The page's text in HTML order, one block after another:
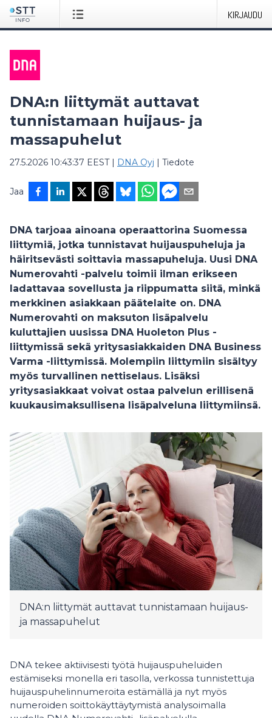
KIRJAUDU
DNA:n liittymät auttavat
tunnistamaan huijaus- ja
massapuhelut
27.5.2026 10:43:37 EEST| DNA Oyj | Tiedote
Jaa
DNA tarjoaa ainoana operaattorina Suomessa
liittymiä, jotka tunnistavat huijauspuheluja ja
häiritsevästi soittavia massapuheluja. Uusi DNA
Numerovahti -palvelu toimii ilman erikseen
ladattavaa sovellusta ja riippumatta siitä, minkä
merkkinen asiakkaan päätelaite on. DNA
Numerovahti on maksuton lisäpalvelu
kuluttajien uusissa DNA Huoleton Plus -
liittymissä sekä yritysasiakkaiden DNA Business
Varma -liittymissä. Molempiin liittymiin sisältyy
myös turvallinen nettiselaus. Lisäksi
yritysasiakkaat voivat ostaa palvelun erillisenä
kuukausimaksullisena lisäpalveluna liittymiinsä.
DNA:n liittymät auttavat tunnistamaan huijaus-
ja massapuhelut
DNA tekee aktiivisesti työtä huijauspuheluiden
estämiseksi monella eri tasolla, verkossa tunnistettuja
huijauspuhelinnumeroita estämällä ja nyt myös
numeroiden soittokäyttäytymistä analysoimalla